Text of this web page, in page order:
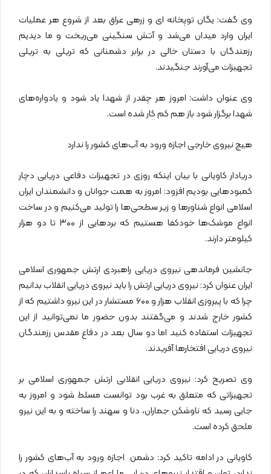
وی گفت: یگان توپخانه ای و زرهی عراق بعد از شروع هر عملیات
ایران وارد میدان می‌شد و آتش سنگینی می‌ریخت و ما دیدیم
رزمندگان با دستان خالی در برابر دشمنانی که تریلی به تریلی
تجهیزات می‌آورند جنگیدند.
وی عنوان داشت: امروز هر چقدر از شهدا یاد شود و یادواره‌های
شهدا برگزار شود باز هم کم کار شده است.
هیچ نیروی خارجی اجازه ورود به آب‌های کشور را ندارد
دریادار کاویانی با بیان اینکه روزی در تجهیزات دفاعی دریایی دچار
کمبودهایی بودیم افزود: امروز به همت جوانان و دانشمندان ایران
اسلامی انواع شناورها و زیر سطحی‌ها را تولید می‌کنیم و در ساخت
انواع موشک‌ها خودکفا هستیم که بردهایی از ۳۰۰ تا دو هزار
کیلومتر دارند.
جانشین فرماندهی نیروی دریایی راهبردی ارتش جمهوری اسلامی
ایران عنوان کرد: نیروی دریایی ارتش را باید نیروی دریایی انقلاب بدانیم
چرا که با پیروزی انقلاب هزار و ۶۰۰ مستشار در این نیرو داشتیم که از
کشور خارج شدند و می‌گفتند بدون حضور ما نمی‌توانید از این
تجهیزات استفاده کنید اما دو سال بعد در دفاع مقدس رزمندگان
نیروی دریایی افتخارها آفریدند.
وی تصریح کرد: نیروی دریایی انقلابی ارتش جمهوری اسلامی بر
تجهیزاتی که متعلق به غرب بود توانست مسلط شود و امروز به
جایی رسید که ناوشکن جماران، دنا و سهند را ساخته و به این نیرو
ملحق کرده است.
کاویانی در ادامه تاکید کرد: دشمن اجازه ورود به آب‌های کشور را